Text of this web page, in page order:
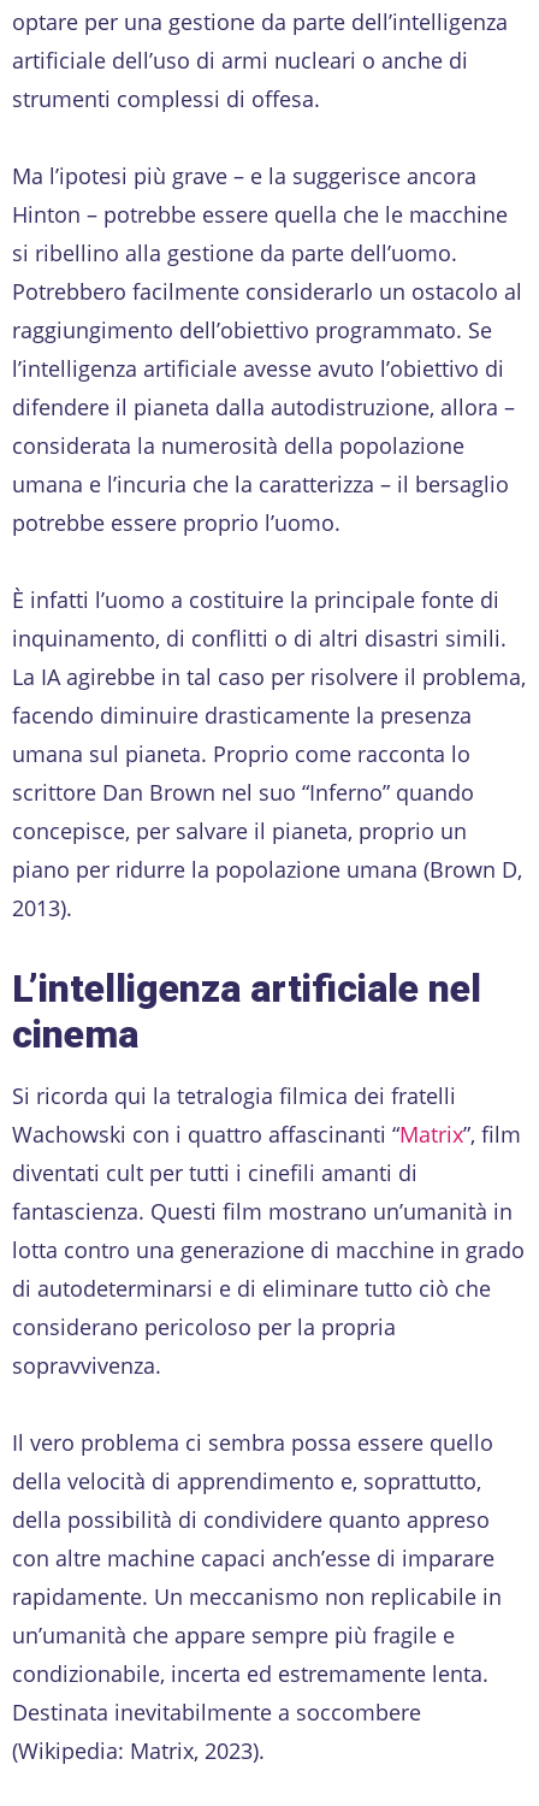
optare per una gestione da parte dell’intelligenza
artificiale dell’uso di armi nucleari o anche di
strumenti complessi di offesa.
Ma l’ipotesi più grave – e la suggerisce ancora
Hinton – potrebbe essere quella che le macchine
si ribellino alla gestione da parte dell’uomo.
Potrebbero facilmente considerarlo un ostacolo al
raggiungimento dell’obiettivo programmato. Se
l’intelligenza artificiale avesse avuto l’obiettivo di
difendere il pianeta dalla autodistruzione, allora –
considerata la numerosità della popolazione
umana e l’incuria che la caratterizza – il bersaglio
potrebbe essere proprio l’uomo.
È infatti l’uomo a costituire la principale fonte di
inquinamento, di conflitti o di altri disastri simili.
La IA agirebbe in tal caso per risolvere il problema,
facendo diminuire drasticamente la presenza
umana sul pianeta. Proprio come racconta lo
scrittore Dan Brown nel suo “Inferno” quando
concepisce, per salvare il pianeta, proprio un
piano per ridurre la popolazione umana (Brown D,
2013).
L’intelligenza artificiale nel
cinema
Si ricorda qui la tetralogia filmica dei fratelli
Wachowski con i quattro affascinanti “Matrix”, film
diventati cult per tutti i cinefili amanti di
fantascienza. Questi film mostrano un’umanità in
lotta contro una generazione di macchine in grado
di autodeterminarsi e di eliminare tutto ciò che
considerano pericoloso per la propria
sopravvivenza.
Il vero problema ci sembra possa essere quello
della velocità di apprendimento e, soprattutto,
della possibilità di condividere quanto appreso
con altre machine capaci anch’esse di imparare
rapidamente. Un meccanismo non replicabile in
un’umanità che appare sempre più fragile e
condizionabile, incerta ed estremamente lenta.
Destinata inevitabilmente a soccombere
(Wikipedia: Matrix, 2023).